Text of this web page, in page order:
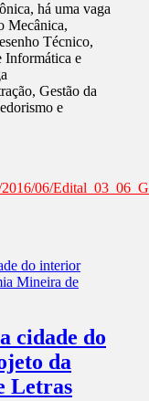
há uma vaga
Mecânica,
Técnico,
Informática e
Gestão da
e
06/
cidade do
da
Letras